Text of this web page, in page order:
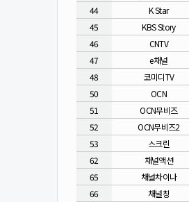
44
K Star
45
KBS Story
46
CNTV
47
e채널
48
코미디TV
50
OCN
51
OCN무비즈
52
OCN무비즈2
53
스크린
62
채널액션
65
채널차이나
66
채널칭